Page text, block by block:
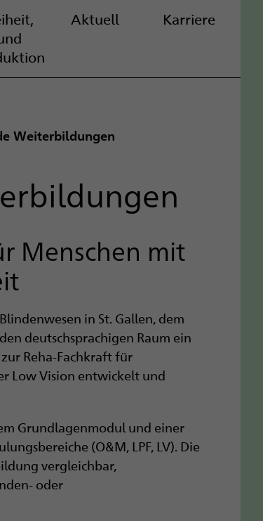
Aktuell Karriere
Weiterbildungen
Menschen mit
in St. Gallen, dem
deutschsprachigen Raum ein
Reha-Fachkraft für
Low Vision entwickelt und
Grundlagenmodul und einer
(O&M, LPF, LV). Die
vergleichbar,
oder